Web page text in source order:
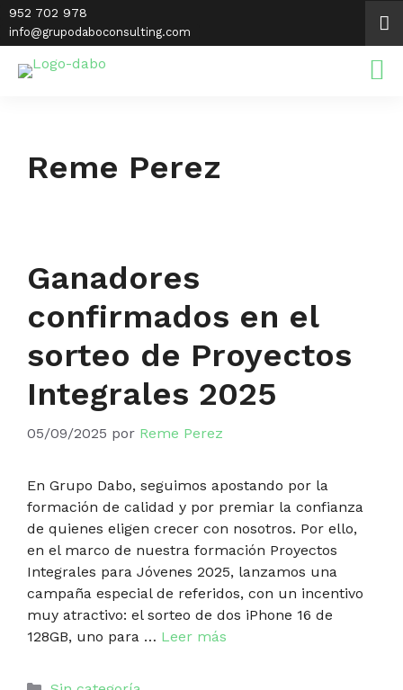
Saltar
al
952 702 978
info@grupodaboconsulting.com
Reme Perez
Ganadores
confirmados en el
sorteo de Proyectos
Integrales 2025
05/09/2025 por Reme Perez
En Grupo Dabo, seguimos apostando por la
formación de calidad y por premiar la confianza
de quienes eligen crecer con nosotros. Por ello,
en el marco de nuestra formación Proyectos
Integrales para Jóvenes 2025, lanzamos una
campaña especial de referidos, con un incentivo
muy atractivo: el sorteo de dos iPhone 16 de
128GB, uno para … Leer más
Categorías